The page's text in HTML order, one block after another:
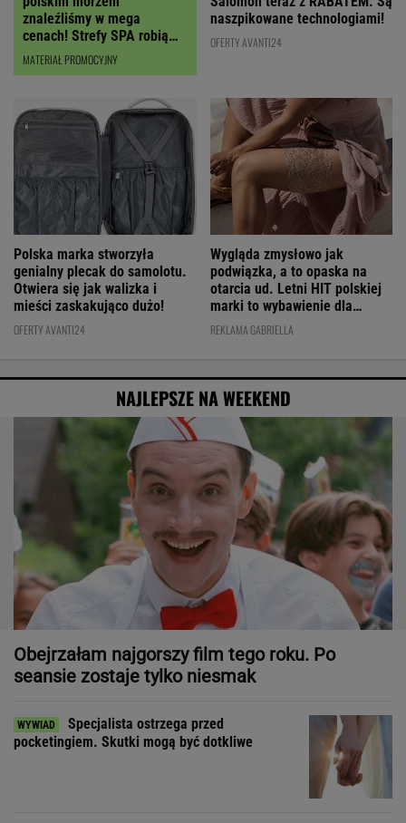
znaleźliśmy w mega
cenach! Strefy SPA robią
wrażenie
MATERIAŁ PROMOCYJNY
naszpikowane technologiami!
OFERTY AVANTI24
Polska marka stworzyła
genialny plecak do samolotu.
Otwiera się jak walizka i
mieści zaskakująco dużo!
OFERTY AVANTI24
Wygląda zmysłowo jak
podwiązka, a to opaska na
otarcia ud. Letni HIT polskiej
marki to wybawienie dla
kobiet!
REKLAMA GABRIELLA
NAJLEPSZE NA WEEKEND
Obejrzałam najgorszy film tego roku. Po
seansie zostaje tylko niesmak
Specjalista ostrzega przed
pocketingiem. Skutki mogą być dotkliwe